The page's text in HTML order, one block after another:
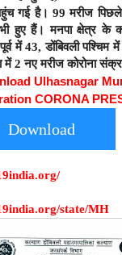
गई है। 99 मरीज
भी हुए हैं। मनपा क्षेत्र के
में 43, डोंबिवली पश्चिम
में 2 नए मरीज कोरोना
Ulhasnagar
CORONA
Download
state/MH